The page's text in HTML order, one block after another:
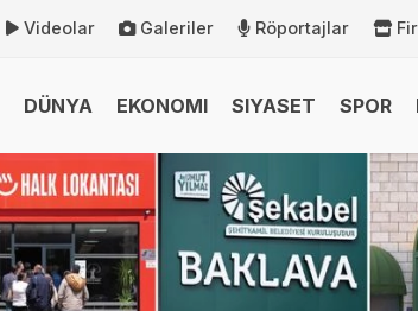
Videolar Galeriler Röportajlar
DÜNYA EKONOMI SIYASET SPOR